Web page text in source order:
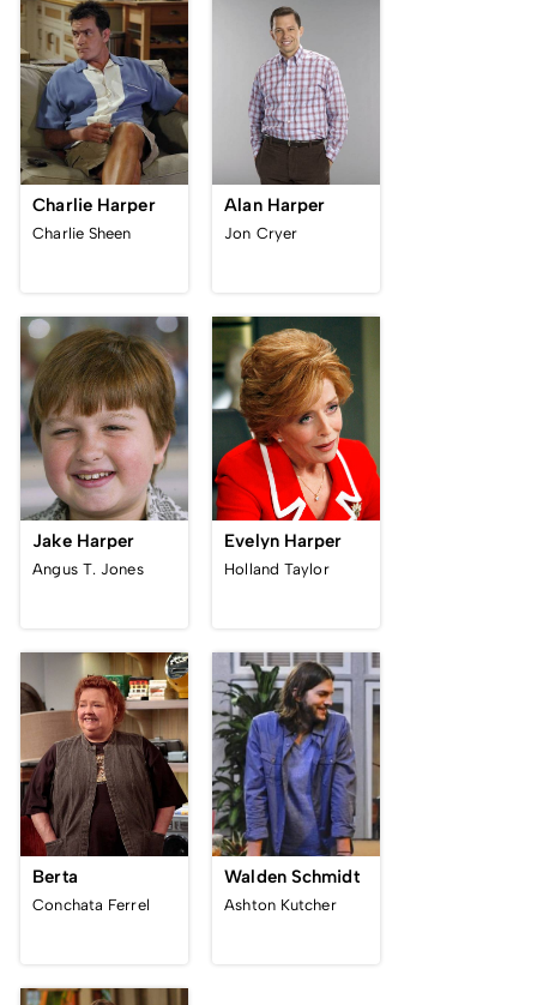
Charlie Harper
Charlie Sheen
Alan Harper
Jon Cryer
Jake Harper
Angus T. Jones
Evelyn Harper
Holland Taylor
Berta
Conchata Ferrel
Walden Schmidt
Ashton Kutcher